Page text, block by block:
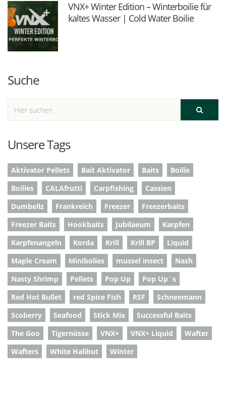
VNX+ Winter Edition – Winterboilie für
kaltes Wasser | Cold Water Boilie
Suche
Unsere Tags
Aktivator Pellets Bait Aktivator Baits
Boilie
Boilies
CALAfrutti Carpfishing
Cassien
Dumbellz
Frankreich Freezer
Freezerbaits
Freezer Baits
Hookbaits Jubilaeum
Karpfen
Karpfenangeln
Korda Krill Krill BP
Liquid
Maple Cream
Minibolies mussel insect
Nash
Nasty Shrimp
Pellets Pop Up
Pop Up`s
Red Hot Bullet
red Spice Fish RSF
Schneemann
Scoberry
Seafood Stick Mix
Successful Baits
The Goo
Tigernüsse VNX+ VNX+ Liquid
Wafter
Wafters
White Halibut Winter